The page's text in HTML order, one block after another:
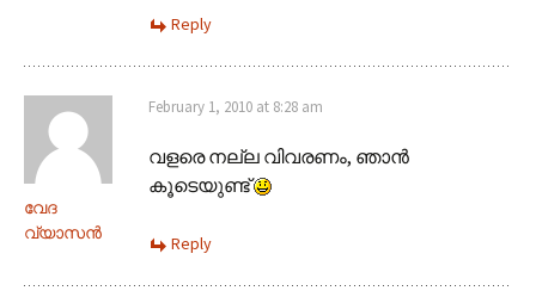
Reply
വേദ
വ്യാസന്‍
February 1, 2010 at 8:28 am
വളരെ നല്ല വിവരണം, ഞാന്‍
കൂടെയുണ്ട്
Reply